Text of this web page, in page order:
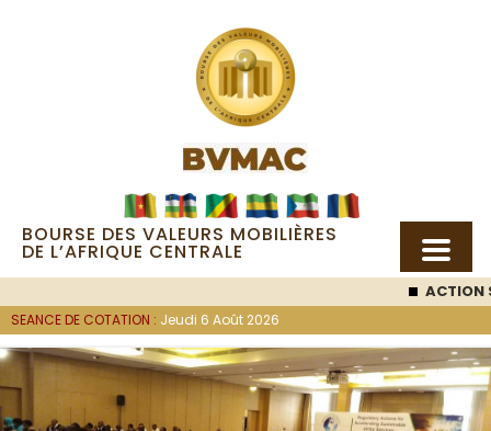
BOURSE DES VALEURS MOBILIÈRES
DE L’AFRIQUE CENTRALE
ACTION SEMC:
SEANCE DE COTATION : Jeudi 6 Août 2026